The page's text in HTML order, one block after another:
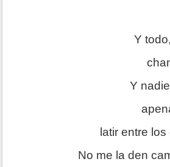
Y
Y
latir entre
No me la den